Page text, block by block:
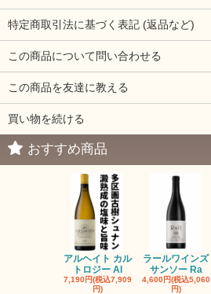
特定商取引法に基づく表記 (返品など)
この商品について問い合わせる
この商品を友達に教える
買い物を続ける
おすすめ商品
アルヘイト カル
トロジー Al
7,190円(税込7,909
円)
ラールワインズ
サンソー Ra
4,600円(税込5,060
円)